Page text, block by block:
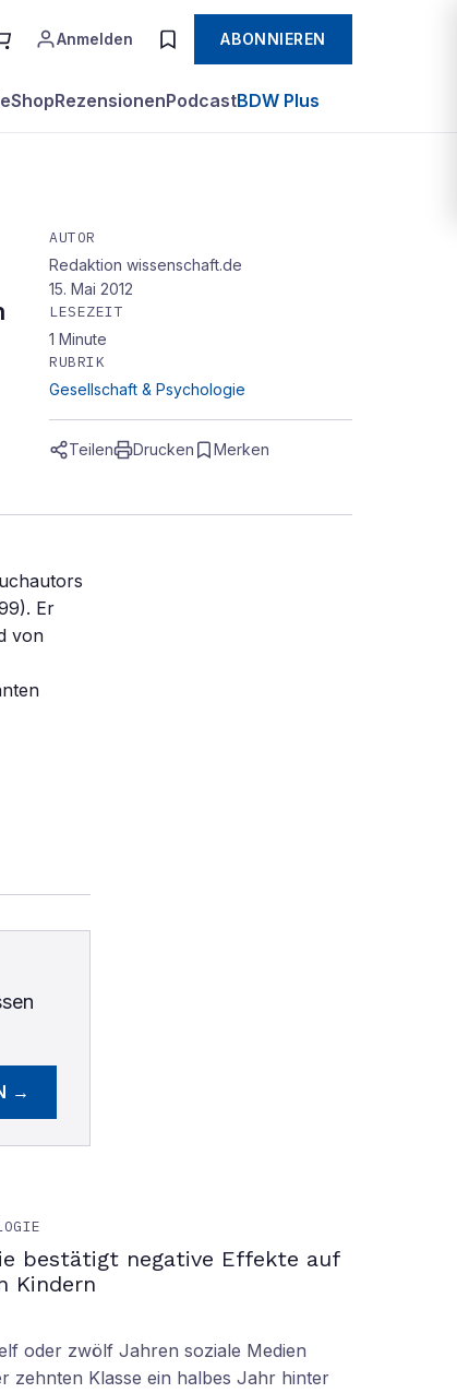
Anmelden ABONNIEREN
ShopRezensionenPodcastBDW Plus
AUTOR
Redaktion wissenschaft.de
15. Mai 2012
LESEZEIT
1 Minute
RUBRIK
Gesellschaft & Psychologie
Teilen Drucken Merken
Er
von
→
bestätigt negative Effekte auf
Kindern
oder zwölf Jahren soziale Medien
zehnten Klasse ein halbes Jahr hinter